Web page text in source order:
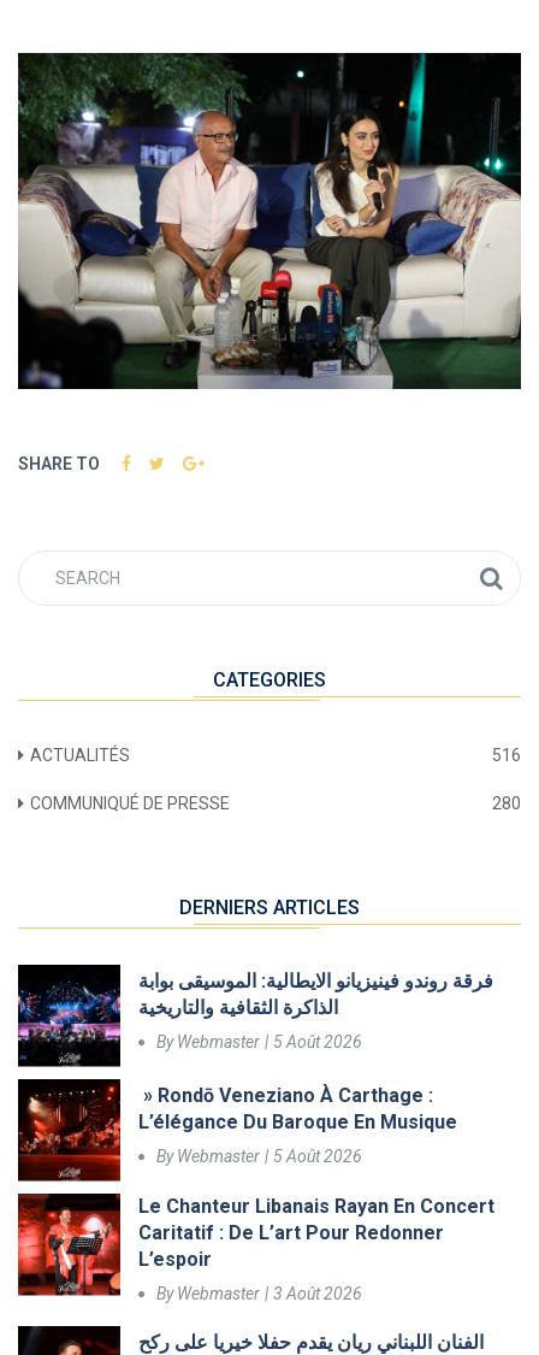
SHARE TO
CATEGORIES
ACTUALITÉS 516
COMMUNIQUÉ DE PRESSE 280
DERNIERS ARTICLES
فرقة روندو فينيزيانو الايطالية: الموسيقى بوابة
الذاكرة الثقافية والتاريخية
ByWebmaster 5 Août 2026
» Rondō Veneziano À Carthage :
L’élégance Du Baroque En Musique
ByWebmaster 5 Août 2026
Le Chanteur Libanais Rayan En Concert
Caritatif : De L’art Pour Redonner
L’espoir
ByWebmaster 3 Août 2026
الفنان اللبناني ريان يقدم حفلا خيريا على ركح